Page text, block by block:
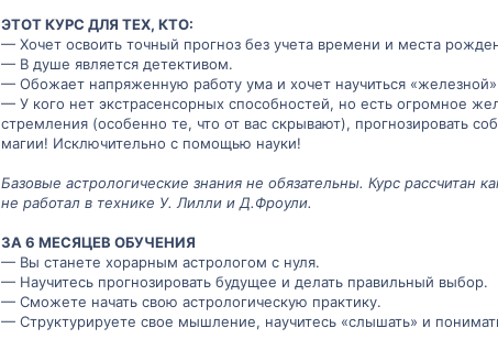
ЭТОТ КУРС ДЛЯ ТЕХ, КТО:
— Хочет освоить точный прогноз без учета времени и места
— В душе является детективом.
— Обожает напряженную работу ума и хочет научиться «железной»
— У кого нет экстрасенсорных способностей, но есть огромное
стремления (особенно те, что от вас скрывают), прогнозировать
магии! Исключительно с помощью науки!
Базовые астрологические знания не обязательны. Курс рассчитан
не работал в технике У. Лилли и Д.Фроули.
ЗА 6 МЕСЯЦЕВ ОБУЧЕНИЯ
— Вы станете хорарным астрологом с нуля.
— Научитесь прогнозировать будущее и делать правильный выбор.
— Сможете начать свою астрологическую практику.
— Структурируете свое мышление, научитесь «слышать» и